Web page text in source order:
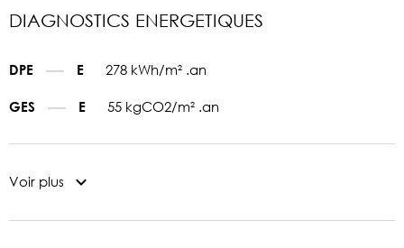
DIAGNOSTICS ENERGETIQUES
DPE E 278 kWh/m² .an
GES E 55 kgCO2/m² .an
Voir plus